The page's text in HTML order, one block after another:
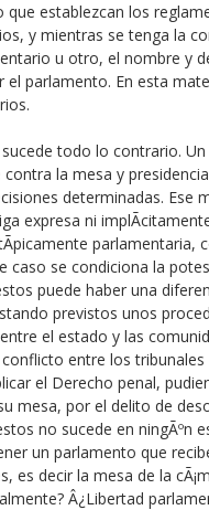
establezcan los
y mientras se tenga la
u otro, el nombre y
el parlamento. En esta
todo lo contrario.
la mesa y
determinadas. Ese
expresa ni
parlamentaria,
caso se condiciona la
puede haber una
previstos unos
el estado y las
entre los
el Derecho penal,
mesa, por el delito de
no sucede en ningÃºn
un parlamento que
es decir la mesa de la
Â¿Libertad